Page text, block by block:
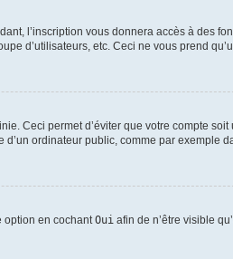
l’inscription vous donnera accès à des
d’utilisateurs, etc. Ceci ne vous prend
Ceci permet d’éviter que votre compte soit
ordinateur public, comme par exemple
option en cochant Oui afin de n’être visible